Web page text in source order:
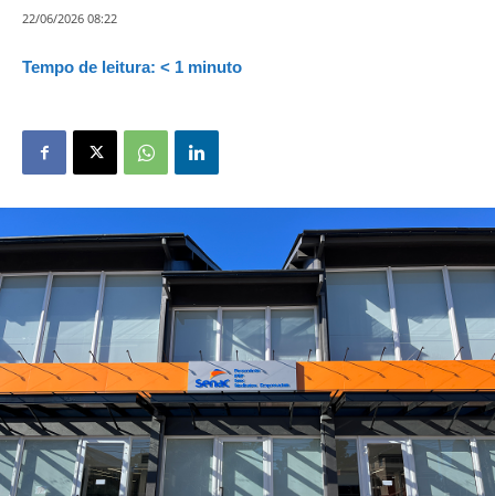
22/06/2026 08:22
Tempo de leitura: < 1 minuto